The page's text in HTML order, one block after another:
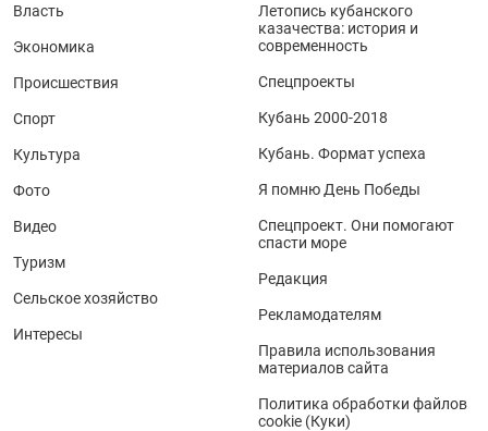
Власть
Экономика
Происшествия
Спорт
Культура
Фото
Видео
Туризм
Сельское хозяйство
Интересы
Летопись кубанского
казачества: история и
современность
Спецпроекты
Кубань 2000-2018
Кубань. Формат успеха
Я помню День Победы
Спецпроект. Они помогают
спасти море
Редакция
Рекламодателям
Правила использования
материалов сайта
Политика обработки файлов
cookie (Куки)